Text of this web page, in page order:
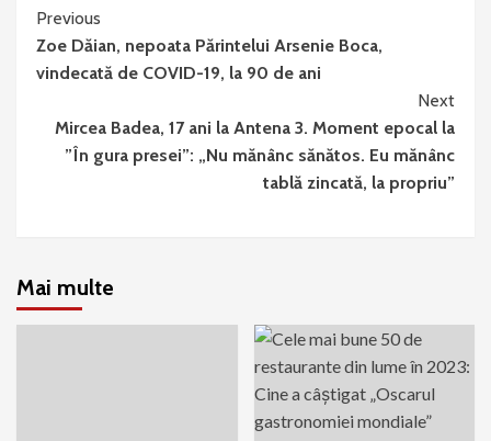
Continue
Reading
Previous
Zoe Dăian, nepoata Părintelui Arsenie Boca,
vindecată de COVID-19, la 90 de ani
Next
Mircea Badea, 17 ani la Antena 3. Moment epocal la
”În gura presei”: „Nu mănânc sănătos. Eu mănânc
tablă zincată, la propriu”
Mai multe